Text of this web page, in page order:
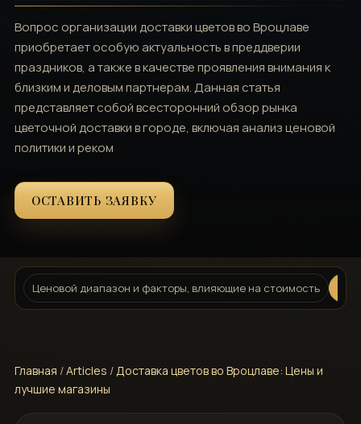
Вопрос организации доставки цветов во Вроцлаве
приобретает особую актуальность в преддверии
праздников, а также в качестве проявления внимания к
близким и деловым партнерам. Данная статья
представляет собой всесторонний обзор рынка
цветочной доставки в городе, включая анализ ценовой
политики и реком
ОСТАВИТЬ ЗАЯВКУ
Ценовой диапазон и факторы, влияющие на стоимость
Главная /Articles /Доставка цветов во Вроцлаве: Цены и
лучшие магазины